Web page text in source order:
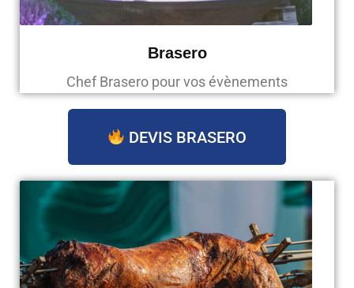
Brasero
Chef Brasero pour vos évènements
DEVIS BRASERO